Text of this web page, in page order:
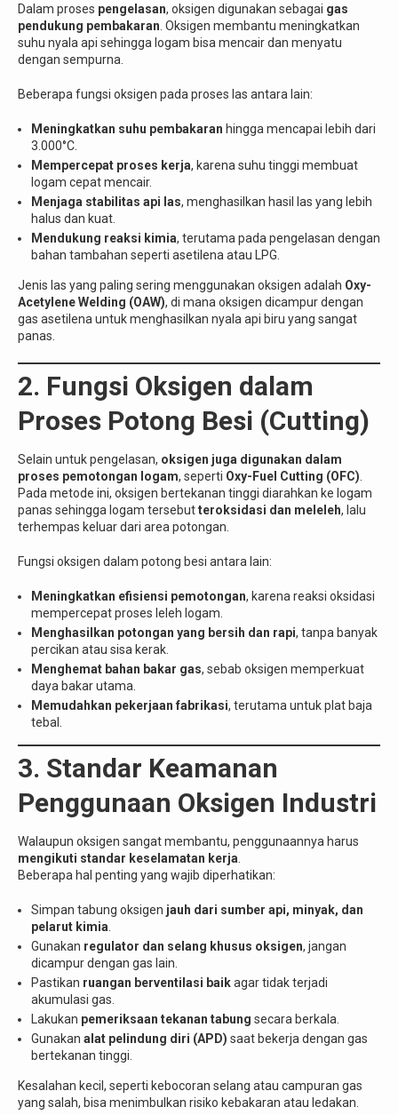
Dalam proses pengelasan, oksigen digunakan sebagai gas
pendukung pembakaran . Oksigen membantu meningkatkan
suhu nyala api sehingga logam bisa mencair dan menyatu
dengan sempurna.
Beberapa fungsi oksigen pada proses las antara lain:
Meningkatkan suhu pembakaran hingga mencapai lebih dari
3.000°C.
Mempercepat proses kerja, karena suhu tinggi membuat
logam cepat mencair.
Menjaga stabilitas api las, menghasilkan hasil las yang lebih
halus dan kuat.
Mendukung reaksi kimia, terutama pada pengelasan dengan
bahan tambahan seperti asetilena atau LPG.
Jenis las yang paling sering menggunakan oksigen adalah Oxy-
Acetylene Welding (OAW), di mana oksigen dicampur dengan
gas asetilena untuk menghasilkan nyala api biru yang sangat
panas.
2. Fungsi Oksigen dalam
Proses Potong Besi (Cutting)
Selain untuk pengelasan, oksigen juga digunakan dalam
proses pemotongan logam, seperti Oxy-Fuel Cutting (OFC)
Pada metode ini, oksigen bertekanan tinggi diarahkan ke logam
panas sehingga logam tersebutteroksidasi dan meleleh, lalu
terhempas keluar dari area potongan.
Fungsi oksigen dalam potong besi antara lain:
Meningkatkan efisiensi pemotongan, karena reaksi oksidasi
mempercepat proses leleh logam.
Menghasilkan potongan yang bersih dan rapi, tanpa banyak
percikan atau sisa kerak.
Menghemat bahan bakar gas, sebab oksigen memperkuat
daya bakar utama.
Memudahkan pekerjaan fabrikasi, terutama untuk plat baja
tebal.
3. Standar Keamanan
Penggunaan Oksigen Industri
Walaupun oksigen sangat membantu, penggunaannya harus
mengikuti standar keselamatan kerja
Beberapa hal penting yang wajib diperhatikan:
Simpan tabung oksigen jauh dari sumber api, minyak, dan
pelarut kimia
Gunakan regulator dan selang khusus oksigen, jangan
dicampur dengan gas lain.
Pastikan ruangan berventilasi baikagar tidak terjadi
akumulasi gas.
Lakukan pemeriksaan tekanan tabung secara berkala.
Gunakan alat pelindung diri (APD) saat bekerja dengan gas
bertekanan tinggi.
Kesalahan kecil, seperti kebocoran selang atau campuran gas
yang salah, bisa menimbulkan risiko kebakaran atau ledakan.